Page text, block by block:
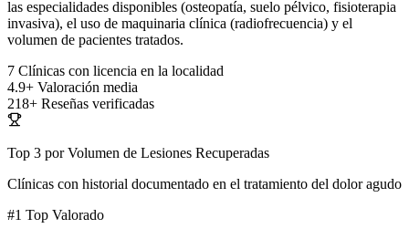
las especialidades disponibles (osteopatía, suelo pélvico, fisioterapia
invasiva), el uso de maquinaria clínica (radiofrecuencia) y el
volumen de pacientes tratados.
7 Clínicas con licencia en la localidad
4.9+ Valoración media
218+ Reseñas verificadas
Top 3 por Volumen de Lesiones Recuperadas
Clínicas con historial documentado en el tratamiento del dolor agudo
#1 Top Valorado